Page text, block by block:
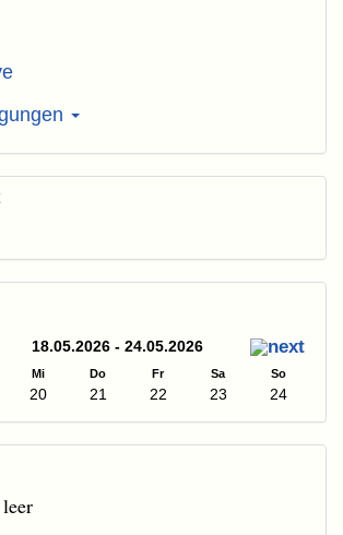
18.05.2026 - 24.05.2026
Mi Do Fr Sa So
20 21 22 23 24